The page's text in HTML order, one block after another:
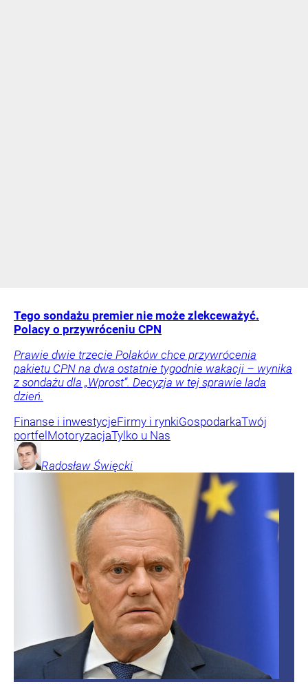
Tego sondażu premier nie może zlekceważyć.
Polacy o przywróceniu CPN
Prawie dwie trzecie Polaków chce przywrócenia
pakietu CPN na dwa ostatnie tygodnie wakacji – wynika
z sondażu dla „Wprost”. Decyzja w tej sprawie lada
dzień.
Finanse i inwestycjeFirmy i rynkiGospodarkaTwój
portfel MotoryzacjaTylko u Nas
Radosław Święcki